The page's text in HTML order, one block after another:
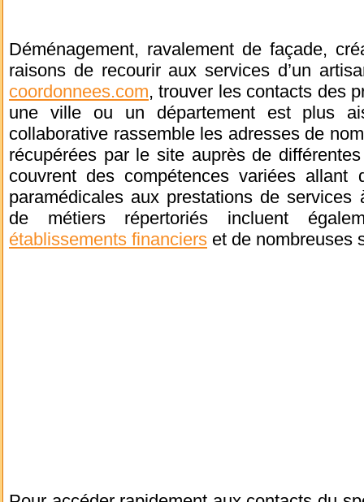
Déménagement, ravalement de façade,
raisons de recourir aux services d’un
coordonnees.com, trouver les contacts des
une ville ou un département est plus
collaborative rassemble les adresses de
récupérées par le site auprès de
couvrent des compétences variées allant
paramédicales aux prestations de
de métiers répertoriés incluent
établissements financiers et de nombreuses